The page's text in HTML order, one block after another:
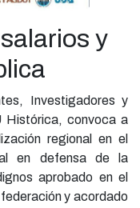
y
Investigadores y
Histórica, convoca a
regional en el
en defensa de la
aprobado en el
y acordado